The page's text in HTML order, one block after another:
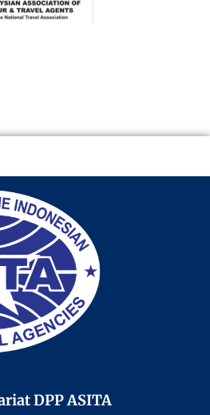
DPP ASITA